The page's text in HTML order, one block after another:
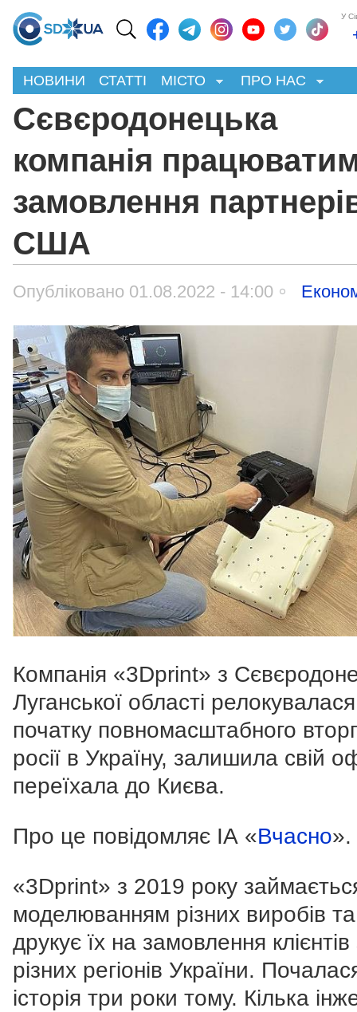
У
НОВИНИ СТАТТІ МІСТО ПРО НАС
Сєвєродонецька
компанія
замовлення
США
Опубліковано 01.08.2022 - 14:00
Компанія «3Dprint» з
Луганської області
початку повномасштабного
росії в Україну, залишила свій
переїхала до Києва.
Про це повідомляє ІА «Вчасно».
«3Dprint» з 2019 року
моделюванням різних виробів та
друкує їх на замовлення клієнтів
різних регіонів України.
історія три роки тому. Кілька